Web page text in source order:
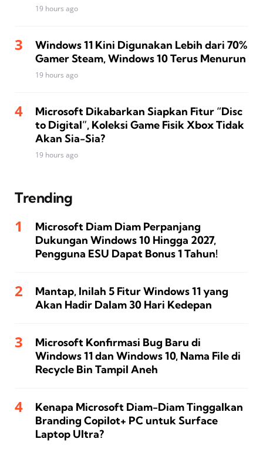
19 hours ago
Windows 11 Kini Digunakan Lebih dari 70%
Gamer Steam, Windows 10 Terus Menurun
19 hours ago
Microsoft Dikabarkan Siapkan Fitur “Disc
to Digital”, Koleksi Game Fisik Xbox Tidak
Akan Sia-Sia?
19 hours ago
Trending
Microsoft Diam Diam Perpanjang
Dukungan Windows 10 Hingga 2027,
Pengguna ESU Dapat Bonus 1 Tahun!
Mantap, Inilah 5 Fitur Windows 11 yang
Akan Hadir Dalam 30 Hari Kedepan
Microsoft Konfirmasi Bug Baru di
Windows 11 dan Windows 10, Nama File di
Recycle Bin Tampil Aneh
Kenapa Microsoft Diam-Diam Tinggalkan
Branding Copilot+ PC untuk Surface
Laptop Ultra?